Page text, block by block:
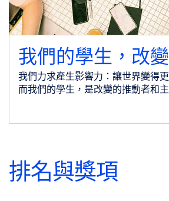
我們的學生，改
我們力求產生影響力：讓世界變得更
而我們的學生，是改變的推動者和主
排名與獎項